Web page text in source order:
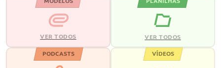
VER TODOS VER TODOS
PODCASTS VÍDEOS